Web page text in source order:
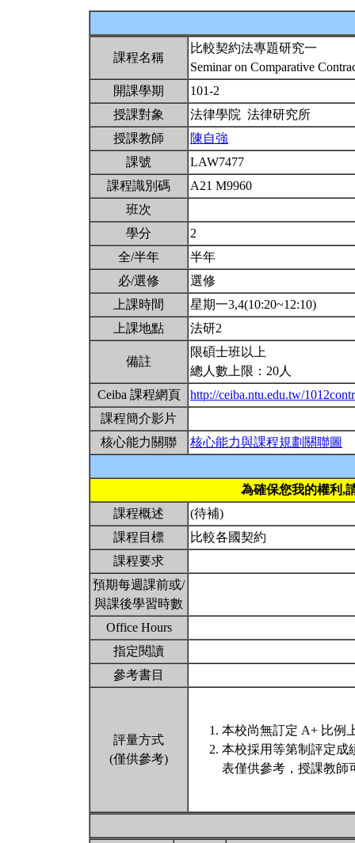
課程名稱
比較契約法專題研究一
Seminar on Comparative
開課學期
101-2
授課對象
法律學院 法律研究所
授課教師
陳自強
課號
LAW7477
課程識別碼
A21 M9960
班次
學分
2
全/半年
半年
必/選修
選修
上課時間
星期一3,4(10:20~12:10)
上課地點
法研2
備註
限碩士班以上
總人數上限：20人
Ceiba 課程網頁
http://ceiba.ntu.edu.tw/
課程簡介影片
核心能力關聯
核心能力與課程規劃關聯圖
為確保您我的權利,
課程概述
(待補)
課程目標
比較各國契約
課程要求
預期每週課前或/
與課後學習時數
Office Hours
指定閱讀
參考書目
評量方式
(僅供參考)
本校尚無訂定 A+ 比例
本校採用等第制評定成
表僅供參考，授課教師